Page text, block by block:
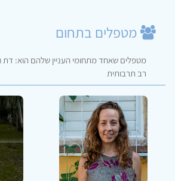
מטפלים בתחום
מטפלים שאחד מתחומי העניין שלהם הוא: דת
רב תרבותית